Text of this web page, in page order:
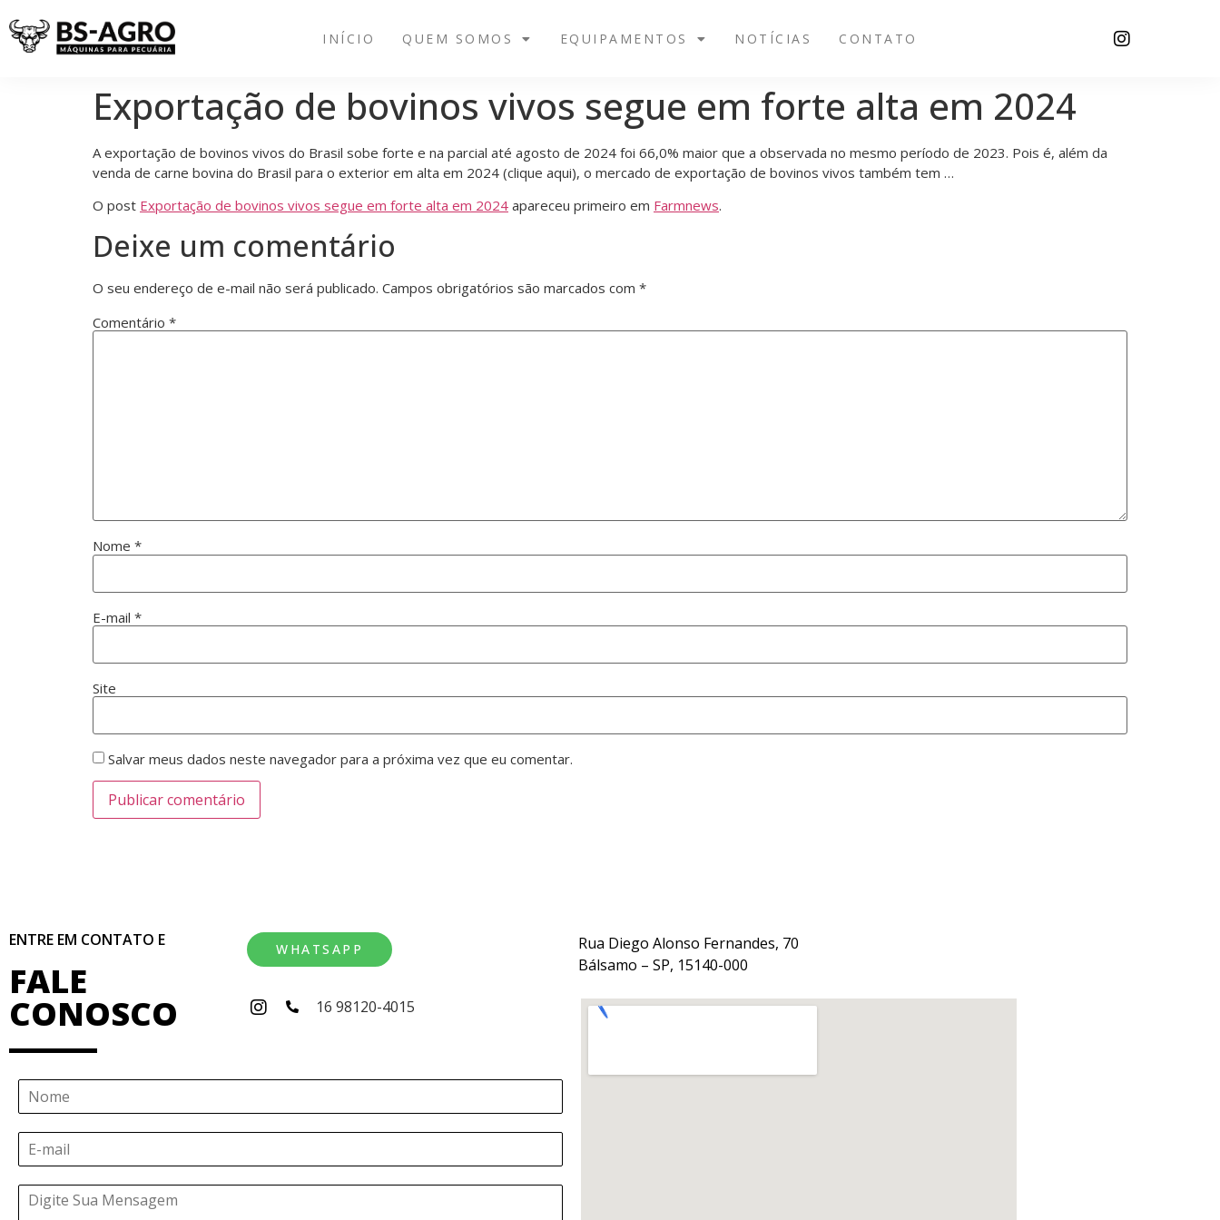
INÍCIO QUEM SOMOS EQUIPAMENTOS NOTÍCIAS CONTATO
Exportação de bovinos vivos segue em forte alta em 2024
A exportação de bovinos vivos do Brasil sobe forte e na parcial até agosto de 2024 foi 66,0% maior que a observada no mesmo período de 2023. Pois é, além da
venda de carne bovina do Brasil para o exterior em alta em 2024 (clique aqui), o mercado de exportação de bovinos vivos também tem …
O post Exportação de bovinos vivos segue em forte alta em 2024 apareceu primeiro em Farmnews.
Deixe um comentário
O seu endereço de e-mail não será publicado. Campos obrigatórios são marcados com *
Comentário *
Nome *
E-mail *
Site
Salvar meus dados neste navegador para a próxima vez que eu comentar.
ENTRE EM CONTATO E
FALE
CONOSCO
WHATSAPP
16 98120-4015
Rua Diego Alonso Fernandes, 70
Bálsamo – SP, 15140-000
N
E
Á